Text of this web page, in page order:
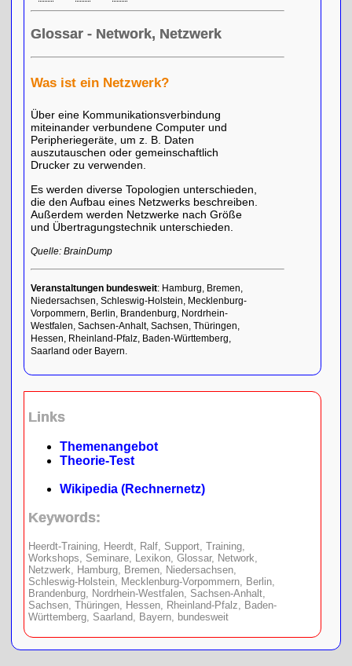
Glossar - Network, Netzwerk
Was ist ein Netzwerk?
Über eine Kommunikationsverbindung
miteinander verbundene Computer und
Peripheriegeräte, um z. B. Daten
auszutauschen oder gemeinschaftlich
Drucker zu verwenden.
Es werden diverse Topologien unterschieden,
die den Aufbau eines Netzwerks beschreiben.
Außerdem werden Netzwerke nach Größe
und Übertragungstechnik unterschieden.
Quelle: BrainDump
Veranstaltungen bundesweit: Hamburg, Bremen,
Niedersachsen, Schleswig-Holstein, Mecklenburg-
Vorpommern, Berlin, Brandenburg, Nordrhein-
Westfalen, Sachsen-Anhalt, Sachsen, Thüringen,
Hessen, Rheinland-Pfalz, Baden-Württemberg,
Saarland oder Bayern.
Links
Themenangebot
Theorie-Test
Wikipedia (Rechnernetz)
Keywords:
Heerdt-Training, Heerdt, Ralf, Support, Training,
Workshops, Seminare, Lexikon, Glossar, Network,
Netzwerk, Hamburg, Bremen, Niedersachsen,
Schleswig-Holstein, Mecklenburg-Vorpommern, Berlin,
Brandenburg, Nordrhein-Westfalen, Sachsen-Anhalt,
Sachsen, Thüringen, Hessen, Rheinland-Pfalz, Baden-
Württemberg, Saarland, Bayern, bundesweit